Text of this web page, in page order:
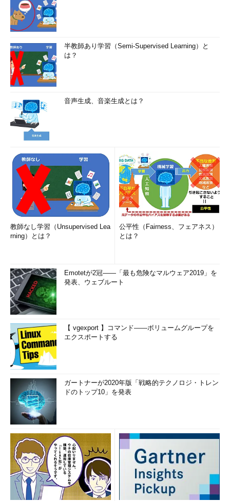
半教師あり学習（Semi-Supervised Learning）と
は？
音声生成、音楽生成とは？
教師なし学習（Unsupervised Lea
rning）とは？
公平性（Fairness、フェアネス）
とは？
Emotetが2冠――「最も危険なマルウェア2019」を
発表、ウェブルート
【 vgexport 】コマンド――ボリュームグループを
エクスポートする
ガートナーが2020年版「戦略的テクノロジ・トレン
ドのトップ10」を発表